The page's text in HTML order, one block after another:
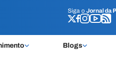
Siga o Jornal da
Blogs
Siga o Jornal da